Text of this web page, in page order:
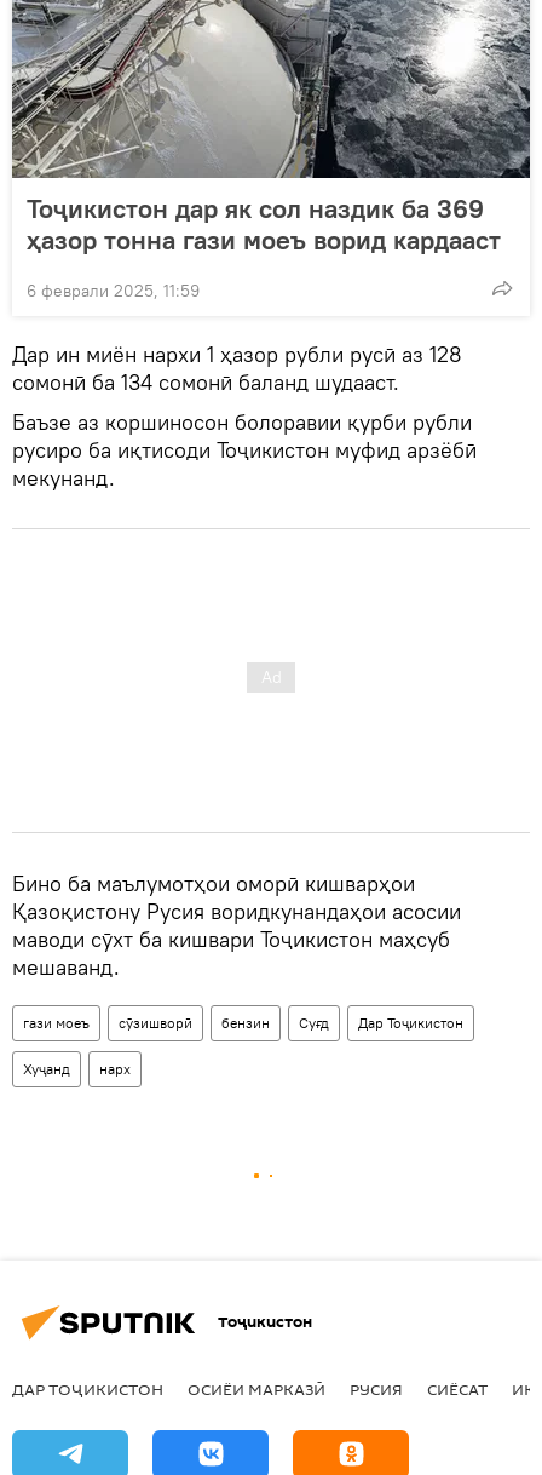
Тоҷикистон дар як сол наздик ба 369
ҳазор тонна гази моеъ ворид кардааст
6 феврали 2025, 11:59
Дар ин миён нархи 1 ҳазор рубли русӣ аз 128
сомонӣ ба 134 сомонӣ баланд шудааст.
Баъзе аз коршиносон болоравии қурби рубли
русиро ба иқтисоди Тоҷикистон муфид арзёбӣ
мекунанд.
Бино ба маълумотҳои оморӣ кишварҳои
Қазоқистону Русия воридкунандаҳои асосии
маводи сӯхт ба кишвари Тоҷикистон маҳсуб
мешаванд.
гази моеъ сӯзишворӣ бензин Суғд Дар Тоҷикистон
Хуҷанд нарх
Тоҷикистон
ДАР ТОҶИКИСТОН ОСИЁИ МАРКАЗӢ РУСИЯ СИЁСАТ